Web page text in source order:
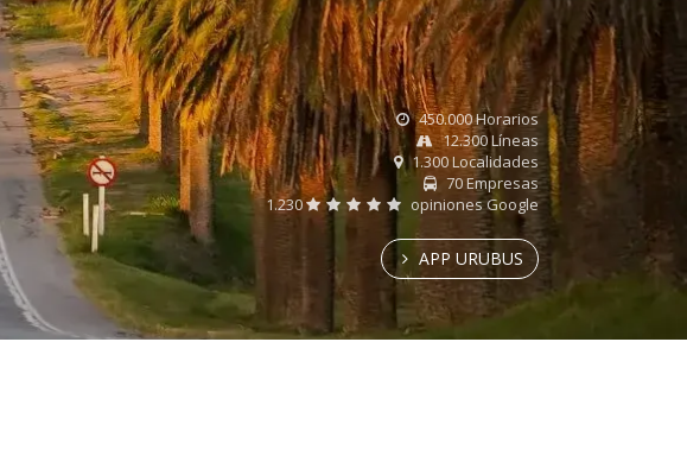
450.000 Horarios
12.300 Líneas
1.300 Localidades
70 Empresas
1.230
opiniones Google
APP URUBUS